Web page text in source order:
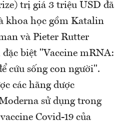
trị giá 3 triệu USD đã
khoa học gồm Katalin
và Pieter Rutter
biệt "Vaccine mRNA:
cứu sống con người".
các hãng dược
sử dụng trong
Covid-19 của